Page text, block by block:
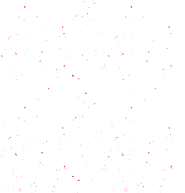
más sabrosa y rápida con
recetas de pastas
con salsa de palta ¡todo